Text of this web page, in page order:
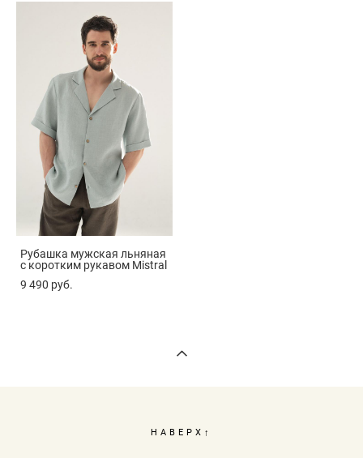
Рубашка мужская льняная
с коротким рукавом Mistral
9 490 pуб.
НАВЕРХ↑